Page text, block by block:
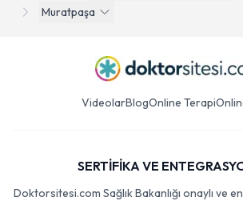
Muratpaşa
VideolarBlogOnline Terapi
SERTİFİKA VE
Doktorsitesi.com Sağlık Bakanlığı onaylı ve